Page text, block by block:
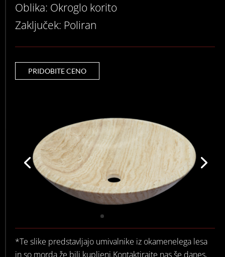
Oblika: Okroglo korito
Zaključek: Poliran
PRIDOBITE CENO
*Te slike predstavljajo umivalnike iz okamenelega lesa
in so morda že bili kupljeni.Kontaktirajte nas še danes,